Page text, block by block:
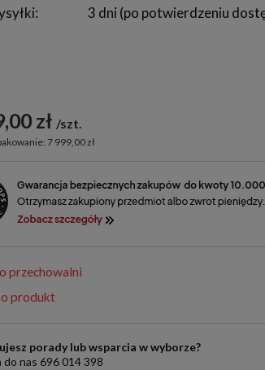
3 dni
zł szt.
7 999,00 zł
przechowalni
produkt
porady lub wsparcia w wyborze?
do nas 696 014 398